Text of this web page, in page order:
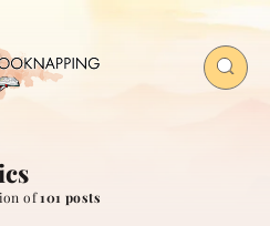
of101 posts